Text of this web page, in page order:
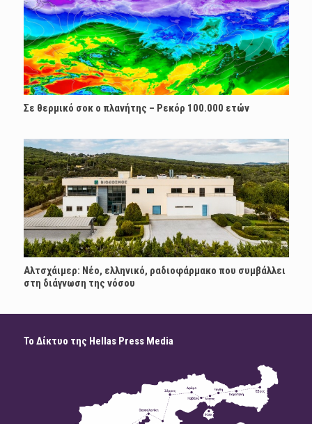
Σε θερμικό σοκ ο πλανήτης – Ρεκόρ 100.000 ετών
Αλτσχάιμερ: Nέο, ελληνικό, ραδιοφάρμακο που συμβάλλει
στη διάγνωση της νόσου
Το Δίκτυο της Hellas Press Media